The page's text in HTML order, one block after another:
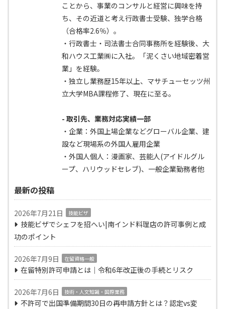
ことから、事業のコンサルと経営に興味を持
ち、その近道と考え行政書士受験、独学合格
（合格率2.6％）。
・行政書士・司法書士合同事務所を経験後、大
和ハウス工業㈱に入社。「泥くさい地域密着営
業」を経験。
・独立し業務歴15年以上、マサチューセッツ州
立大学MBA課程修了、現在に至る。
- 取引先、業務対応実績一部
・企業：外国上場企業などグローバル企業、建
設など現場系の外国人雇用企業
・外国人個人：漫画家、芸能人(アイドルグル
ープ、ハリウッドセレブ)、一般企業勤務者他
最新の投稿
2026年7月21日 技能ビザ
技能ビザでシェフを招へい|南インド料理店の許可事例と成
功のポイント
2026年7月9日 在留資格一般
在留特別許可申請とは｜令和6年改正後の手続とリスク
2026年7月6日 技術・人文知識・国際業務
不許可で出国準備期間30日の再申請方針とは？認定vs変